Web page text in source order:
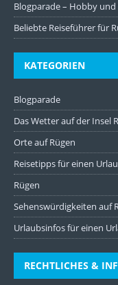
Blogparade – Hobby
Beliebte Reiseführer für
KATEGORIEN
Blogparade
Das Wetter auf der Insel
Orte auf Rügen
Reisetipps für einen
Rügen
Sehenswürdigkeiten auf
Urlaubsinfos für einen
RECHTLICHES &